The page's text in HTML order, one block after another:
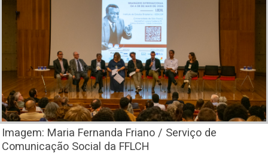
Imagem: Maria Fernanda Friano / Serviço de
Comunicação Social da FFLCH